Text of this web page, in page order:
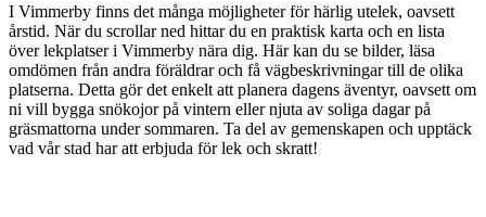
I Vimmerby finns det många möjligheter för härlig utelek, oavsett
årstid. När du scrollar ned hittar du en praktisk karta och en lista
över lekplatser i Vimmerby nära dig. Här kan du se bilder, läsa
omdömen från andra föräldrar och få vägbeskrivningar till de olika
platserna. Detta gör det enkelt att planera dagens äventyr, oavsett om
ni vill bygga snökojor på vintern eller njuta av soliga dagar på
gräsmattorna under sommaren. Ta del av gemenskapen och upptäck
vad vår stad har att erbjuda för lek och skratt!